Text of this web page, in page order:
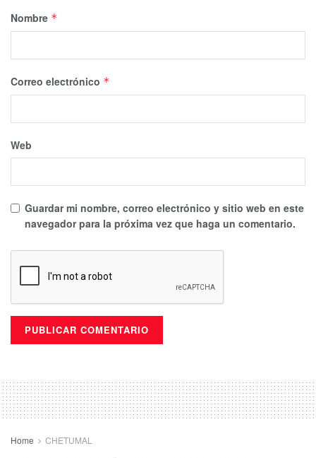
Nombre *
Correo electrónico *
Web
Guardar mi nombre, correo electrónico y sitio web en este
navegador para la próxima vez que haga un comentario.
Home CHETUMAL